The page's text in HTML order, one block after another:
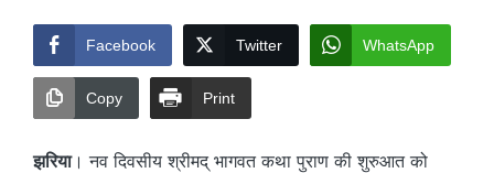
Facebook Twitter WhatsApp
Copy Print
झरिया। नव दिवसीय श्रीमद् भागवत कथा पुराण की शुरुआत को